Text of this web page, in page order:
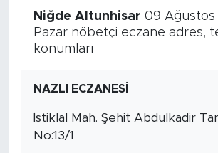
Niğde Altunhisar 09 Ağustos
Pazar nöbetçi eczane adres,
konumları
NAZLI ECZANESİ
İstiklal Mah. Şehit Abdulkadir
No:13/1